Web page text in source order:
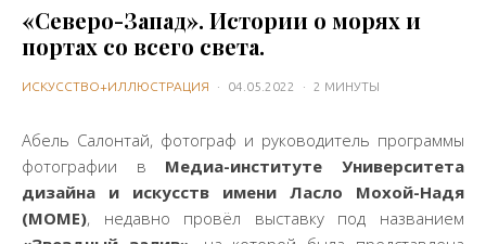
«Северо-Запад». Истории о морях и
портах со всего света.
ИСКУССТВО+ИЛЛЮСТРАЦИЯ · 04.05.2022 · 2 МИНУТЫ
Абель Салонтай, фотограф и руководитель программы
фотографии в Медиа-институте Университета
дизайна и искусств имени Ласло Мохой-Надя
(MOME), недавно провёл выставку под названием